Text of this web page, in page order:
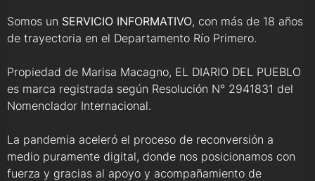
Somos un SERVICIO INFORMATIVO, con más de 18 años
de trayectoria en el Departamento Río Primero.
Propiedad de Marisa Macagno, EL DIARIO DEL PUEBLO
es marca registrada según Resolución N° 2941831 del
Nomenclador Internacional.
La pandemia aceleró el proceso de reconversión a
medio puramente digital, donde nos posicionamos con
fuerza y gracias al apoyo y acompañamiento de